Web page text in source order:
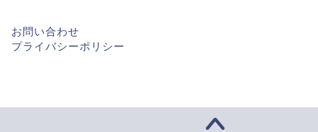
お問い合わせ
プライバシーポリシー